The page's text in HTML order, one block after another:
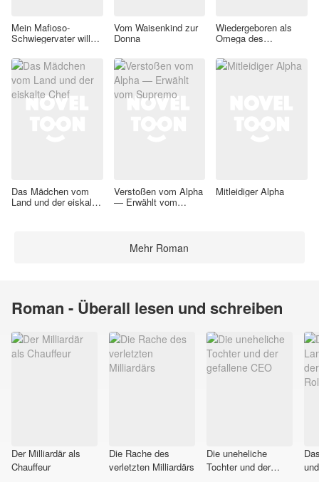
Mein Mafioso-
Schwiegervater will
Vom Waisenkind zur
Donna
Wiedergeboren als
Omega des
Bösewichts
Das Mädchen vom
Land und der eiskalte
Verstoßen vom Alpha
— Erwählt vom
Mitleidiger Alpha
Mehr Roman
Roman - Überall lesen und schreiben
Der Milliardär als
Chauffeur
Die Rache des
verletzten Milliardärs
Die uneheliche
Tochter und der